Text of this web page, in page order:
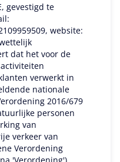
gevestigd te
website:
dat het voor de
verwerkt in
nationale
2016/679
personen
van
verkeer van
Verordening
'Verordening')